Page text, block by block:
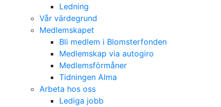
Ledning
Vår värdegrund
Medlemskapet
Bli medlem i Blomsterfonden
Medlemskap via autogiro
Medlemsförmåner
Tidningen Alma
Arbeta hos oss
Lediga jobb